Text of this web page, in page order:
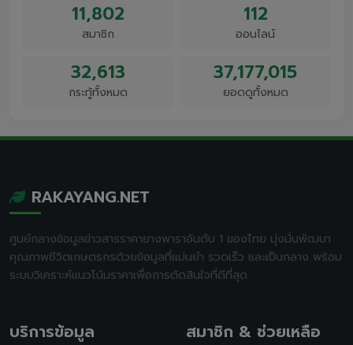
11,802
สมาชิก
112
ออนไลน์
32,613
กระทู้ทั้งหมด
37,177,015
ยอดดูทั้งหมด
RAKAYANG.NET
ศูนย์กลางข้อมูลข่าวสารราคายางพาราอันดับ 1 ของไทย มุ่งมั่นพัฒนา
คุณภาพชีวิตเกษตรกรด้วยข้อมูลที่แม่นยำ รวดเร็ว และเป็นกลาง พร้อม
ระบบวิเคราะห์แนวโน้มราคาเพื่อการตัดสินใจที่ดีที่สุด
บริการข้อมูล สมาชิก & ช่วยเหลือ